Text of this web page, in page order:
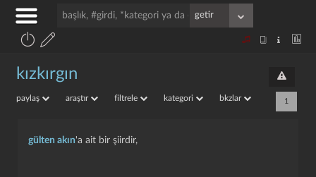
kızkırgın
paylaş araştır filtrele kategori bkzlar 1
gülten akın'a ait bir şiirdir,